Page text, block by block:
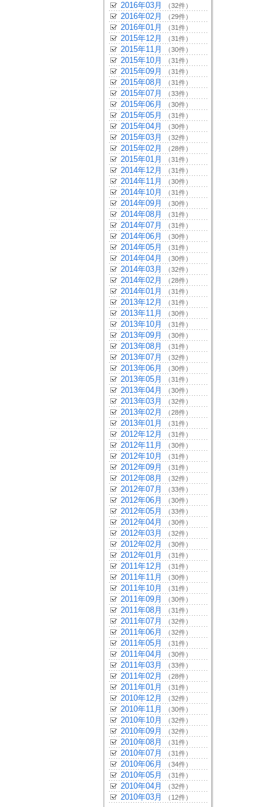
2016年03月 （32件）
2016年02月 （29件）
2016年01月 （31件）
2015年12月 （31件）
2015年11月 （30件）
2015年10月 （31件）
2015年09月 （31件）
2015年08月 （31件）
2015年07月 （33件）
2015年06月 （30件）
2015年05月 （31件）
2015年04月 （30件）
2015年03月 （32件）
2015年02月 （28件）
2015年01月 （31件）
2014年12月 （31件）
2014年11月 （30件）
2014年10月 （31件）
2014年09月 （30件）
2014年08月 （31件）
2014年07月 （31件）
2014年06月 （30件）
2014年05月 （31件）
2014年04月 （30件）
2014年03月 （32件）
2014年02月 （28件）
2014年01月 （31件）
2013年12月 （31件）
2013年11月 （30件）
2013年10月 （31件）
2013年09月 （30件）
2013年08月 （31件）
2013年07月 （32件）
2013年06月 （30件）
2013年05月 （31件）
2013年04月 （30件）
2013年03月 （32件）
2013年02月 （28件）
2013年01月 （31件）
2012年12月 （31件）
2012年11月 （30件）
2012年10月 （31件）
2012年09月 （31件）
2012年08月 （32件）
2012年07月 （33件）
2012年06月 （30件）
2012年05月 （33件）
2012年04月 （30件）
2012年03月 （32件）
2012年02月 （30件）
2012年01月 （31件）
2011年12月 （31件）
2011年11月 （30件）
2011年10月 （31件）
2011年09月 （30件）
2011年08月 （31件）
2011年07月 （32件）
2011年06月 （32件）
2011年05月 （31件）
2011年04月 （30件）
2011年03月 （33件）
2011年02月 （28件）
2011年01月 （31件）
2010年12月 （32件）
2010年11月 （30件）
2010年10月 （32件）
2010年09月 （32件）
2010年08月 （31件）
2010年07月 （31件）
2010年06月 （34件）
2010年05月 （31件）
2010年04月 （32件）
2010年03月 （12件）